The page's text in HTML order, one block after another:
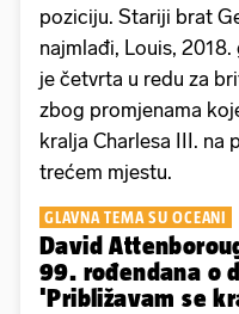
poziciju. Stariji brat
najmlađi, Louis,
je četvrta u redu za
zbog promjenama
kralja Charlesa III. na
trećem mjestu.
GLAVNA TEMA SU OCEANI
David Attenborough povodom
99. rođendana o
'Približavam se